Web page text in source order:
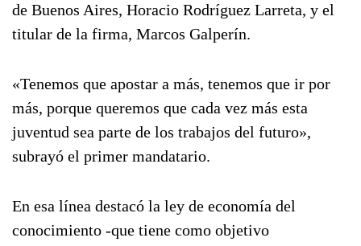
de Buenos Aires, Horacio Rodríguez Larreta, y el
titular de la firma, Marcos Galperín.
«Tenemos que apostar a más, tenemos que ir por
más, porque queremos que cada vez más esta
juventud sea parte de los trabajos del futuro»,
subrayó el primer mandatario.
En esa línea destacó la ley de economía del
conocimiento -que tiene como objetivo